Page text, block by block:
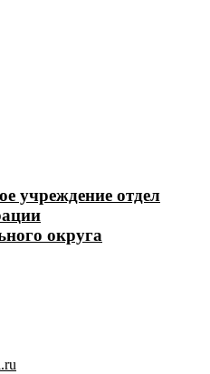
учреждение отдел
округа